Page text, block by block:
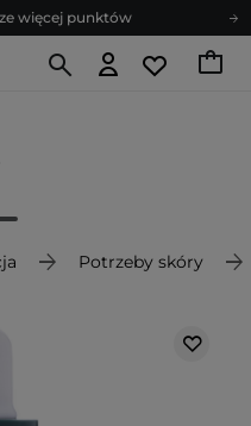
więcej punktów
pełen porad
więcej punktów
Potrzeby skóry